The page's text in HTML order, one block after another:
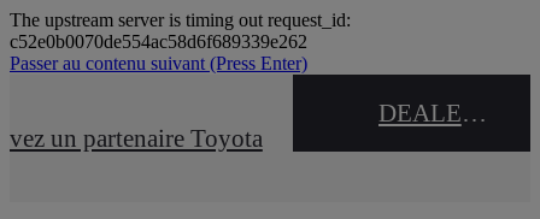
The upstream server is timing out request_id:
c52e0b0070de554ac58d6f689339e262
Passer au contenu suivant (Press Enter)
un partenaire Toyota
DEALER NAME